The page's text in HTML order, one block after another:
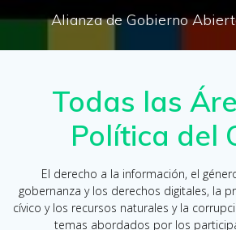
Alianza de Gobierno
Todas las
Política del
El derecho a la información, el
gobernanza y los derechos digitales, la
cívico y los recursos naturales y la
temas abordados por los